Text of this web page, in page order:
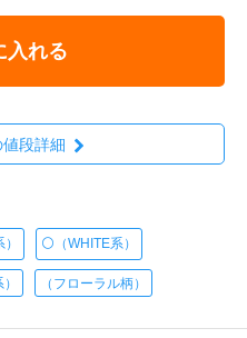
入れる
段詳細
⚪️（WHITE系）
（フローラル柄）